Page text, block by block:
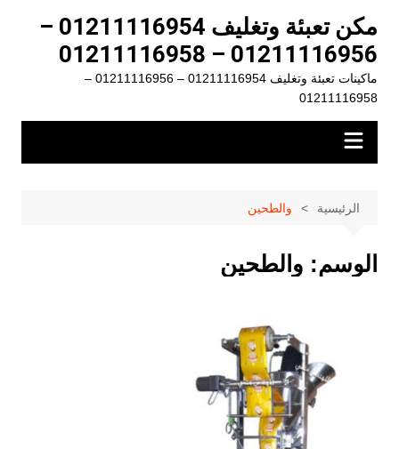
المحتوى
مكن تعبئة وتغليف 01211116954 –
01211116956 – 01211116958
ماكينات تعبئة وتغليف 01211116954 – 01211116956 –
01211116958
الرئيسية والطحين
الوسم: والطحين